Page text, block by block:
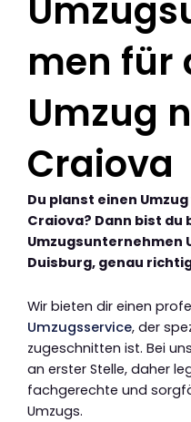
men für
Umzug
Craiova
Du planst einen
Craiova? Dann bist du
Umzugsunternehmen
Duisburg, genau
Wir bieten dir einen
Umzugsservice, der
zugeschnitten ist. Bei
an erster Stelle, daher
fachgerechte und
Umzugs.